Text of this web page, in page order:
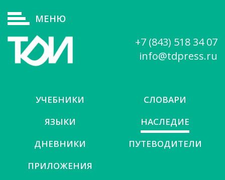
МЕНЮ
+7 (843) 518 34 07
info@tdpress.ru
УЧЕБНИКИ
СЛОВАРИ
ЯЗЫКИ
НАСЛЕДИЕ
ДНЕВНИКИ
ПУТЕВОДИТЕЛИ
ПРИЛОЖЕНИЯ